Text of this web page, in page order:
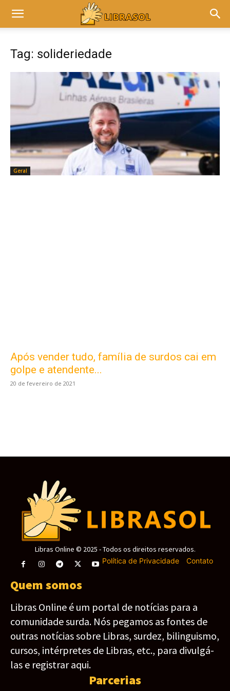
Tag: solideriedade
Geral
Após vender tudo, família de surdos cai em
golpe e atendente...
20 de fevereiro de 2021
Este site usa cookies para garantir que você
obtenha a melhor experiência em nosso site.
Libras Online © 2025 - Todos os direitos reservados.
Política de Privacidade- Contato
Quem somos
Libras Online é um portal de notícias para a
comunidade surda. Nós pegamos as fontes de
outras notícias sobre Libras, surdez, bilinguismo,
cursos, intérpretes de Libras, etc., para divulgá-
las e registrar aqui.
Parcerias